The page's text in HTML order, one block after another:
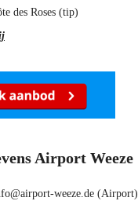
des Roses (tip)
Airport Weeze
weeze.de (Airport)